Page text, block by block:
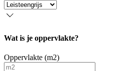
Wat is je oppervlakte?
Oppervlakte (m2)